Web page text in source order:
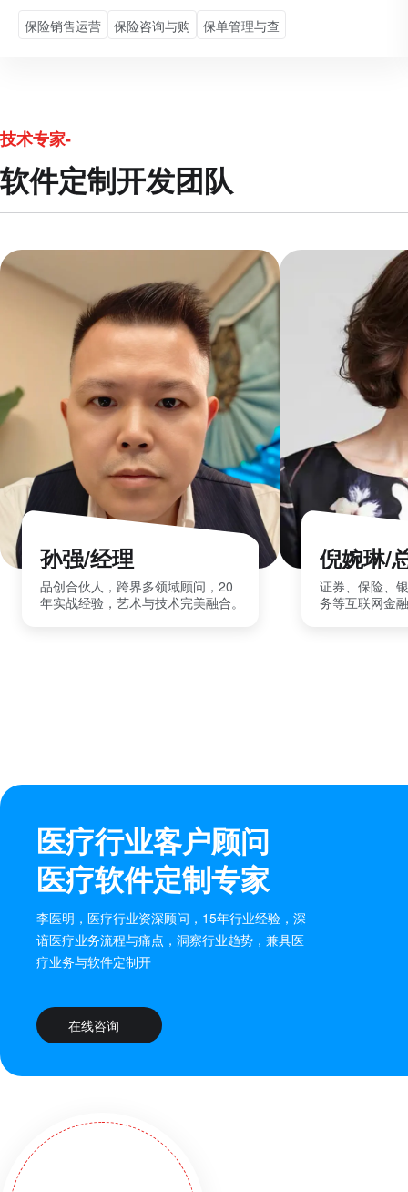
保险销售运营 保险咨询与购 保单管理与查
技术专家-
软件定制开发团队
孙强/经理
品创合伙人，跨界多领域顾问，20
年实战经验，艺术与技术完美融合。
倪婉琳/
证券、保险、
务等互联网金
医疗行业客户顾问
医疗软件定制专家
李医明，医疗行业资深顾问，15年行业经验，深
谙医疗业务流程与痛点，洞察行业趋势，兼具医
疗业务与软件定制开
在线咨询